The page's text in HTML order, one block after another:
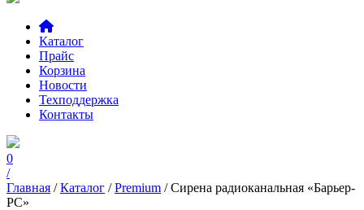
Каталог
Прайс
Корзина
Новости
Техподдержка
Контакты
0
/
Главная /Каталог /Premium / Сирена радиоканальная «Барьер-
PC»